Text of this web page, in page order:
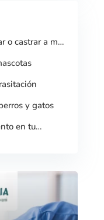
o castrar a mi
y gatos
en tu